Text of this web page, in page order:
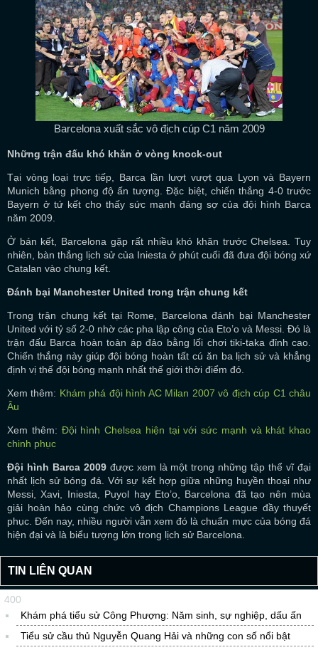
Barcelona xuất sắc vô địch cúp C1 năm 2009
Những trận đấu khó khăn ở vòng knock-out
Tại vòng loại trực tiếp, Barca lần lượt vượt qua Lyon và Bayern
Munich bằng phong độ ấn tượng. Đặc biệt, chiến thắng 4-0 trước
Bayern ở tứ kết cho thấy sức mạnh đáng sợ của đội hình Barca
năm 2009.
Ở bán kết, Barcelona gặp rất nhiều khó khăn trước Chelsea. Tuy
nhiên, bàn thắng lịch sử của Iniesta ở phút cuối đã đưa đội bóng xứ
Catalan vào chung kết.
Đánh bại Manchester United trong trận chung kết
Trong trận chung kết tại Rome, Barcelona đánh bại Manchester
United với tỷ số 2-0 nhờ các pha lập công của Eto’o và Messi. Đó là
trận đấu Barca hoàn toàn áp đảo bằng lối chơi tiki-taka đỉnh cao.
Chiến thắng này giúp đội bóng hoàn tất cú ăn ba lịch sử và khẳng
định vị thế đội bóng mạnh nhất thế giới thời điểm đó.
Xem thêm: Khám phá đội hình AC Milan 2007 vô địch cúp C1 châu
Âu
Xem thêm: Đội hình Chelsea hiện tại với sức mạnh và khát khao
chinh phục
Đội hình Barca 2009 được xem là một trong những tập thể vĩ đại
nhất lịch sử bóng đá. Với sự kết hợp giữa những huyền thoại như
Messi, Xavi, Iniesta, Puyol hay Eto’o, Barcelona đã tạo nên mùa
giải hoàn hảo cùng chức vô địch Champions League đầy thuyết
phục. Đến nay, nhiều người vẫn xem đó là chuẩn mực của bóng đá
hiện đại và là biểu tượng lớn trong lịch sử Barcelona.
TIN LIÊN QUAN
400
Khám phá tiểu sử Công Phượng: Năm sinh, sự nghiệp, dấu ấn
Tiểu sử cầu thủ Nguyễn Quang Hải và những con số nổi bật